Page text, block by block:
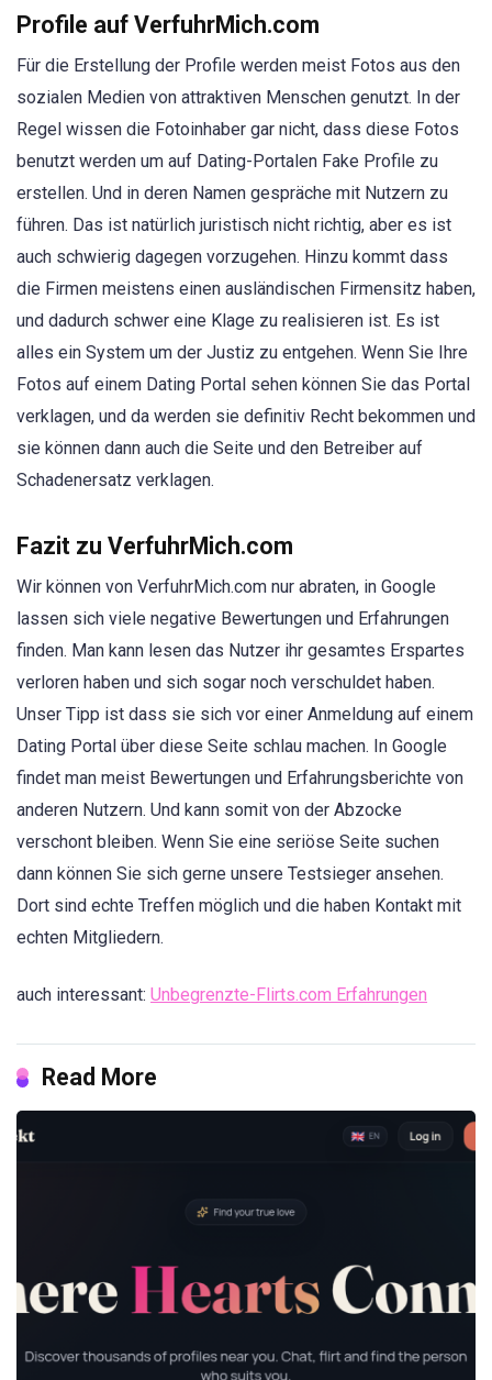
Profile auf VerfuhrMich.com
Für die Erstellung der Profile werden meist Fotos aus den
sozialen Medien von attraktiven Menschen genutzt. In der
Regel wissen die Fotoinhaber gar nicht, dass diese Fotos
benutzt werden um auf Dating-Portalen Fake Profile zu
erstellen. Und in deren Namen gespräche mit Nutzern zu
führen. Das ist natürlich juristisch nicht richtig, aber es ist
auch schwierig dagegen vorzugehen. Hinzu kommt dass
die Firmen meistens einen ausländischen Firmensitz haben,
und dadurch schwer eine Klage zu realisieren ist. Es ist
alles ein System um der Justiz zu entgehen. Wenn Sie Ihre
Fotos auf einem Dating Portal sehen können Sie das Portal
verklagen, und da werden sie definitiv Recht bekommen und
sie können dann auch die Seite und den Betreiber auf
Schadenersatz verklagen.
Fazit zu VerfuhrMich.com
Wir können von VerfuhrMich.com nur abraten, in Google
lassen sich viele negative Bewertungen und Erfahrungen
finden. Man kann lesen das Nutzer ihr gesamtes Erspartes
verloren haben und sich sogar noch verschuldet haben.
Unser Tipp ist dass sie sich vor einer Anmeldung auf einem
Dating Portal über diese Seite schlau machen. In Google
findet man meist Bewertungen und Erfahrungsberichte von
anderen Nutzern. Und kann somit von der Abzocke
verschont bleiben. Wenn Sie eine seriöse Seite suchen
dann können Sie sich gerne unsere Testsieger ansehen.
Dort sind echte Treffen möglich und die haben Kontakt mit
echten Mitgliedern.
auch interessant: Unbegrenzte-Flirts.com Erfahrungen
Read More